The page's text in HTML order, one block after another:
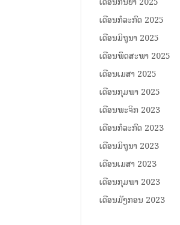
ເດືອນກໍລະກົດ 2025
ເດືອນມິຖຸນາ 2025
ເດືອນພຶດສະພາ 2025
ເດືອນເມສາ 2025
ເດືອນກຸມພາ 2025
ເດືອນພະຈິກ 2023
ເດືອນກໍລະກົດ 2023
ເດືອນມິຖຸນາ 2023
ເດືອນເມສາ 2023
ເດືອນກຸມພາ 2023
ເດືອນມັງກອນ 2023